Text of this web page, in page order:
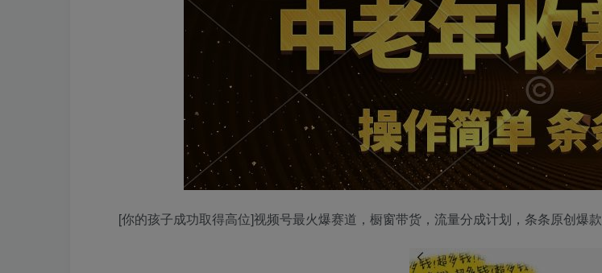
[你的孩子成功取得高位]视频号最火爆赛道，橱窗带货，流量分成计划，条条原创爆款